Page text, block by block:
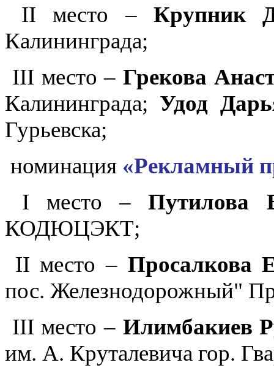
II место – Крупник
Калининграда;
III место –Грекова
Калининграда; Удод
Гурьевска;
номинация «Рекламный
I место –Путилова
КОДЮЦЭКТ;
II место – Просалкова
пос. Железнодорожный"
III место – Илимбакиев
им. А. Круталевича гор.